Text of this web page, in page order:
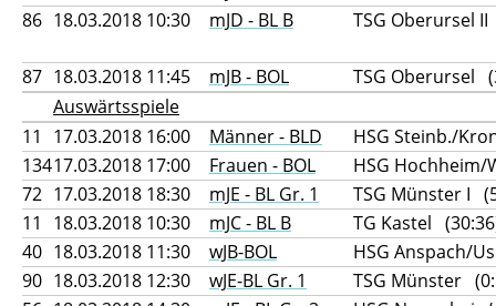
86 18.03.2018 10:30 mJD - BL B TSG Oberursel
87 18.03.2018 11:45 mJB - BOL
TSG Oberursel
Auswärtsspiele
11
17.03.2018 16:00 Männer - BLD
HSG Steinb./
13417.03.2018 17:00 Frauen - BOL
HSG Hochheim/
72 17.03.2018 18:30 mJE - BL Gr. 1
TSG Münster I
11
18.03.2018 10:30 mJC - BL B
TG Kastel
40 18.03.2018 11:30 wJB-BOL
HSG Anspach/
90 18.03.2018 12:30 wJE-BL Gr. 1
TSG Münster